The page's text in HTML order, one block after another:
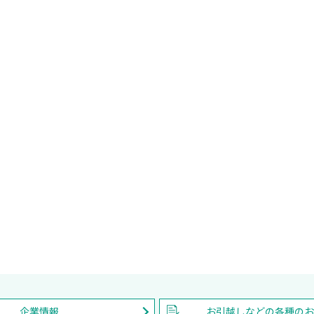
企業情報 お引越しなどの各種の